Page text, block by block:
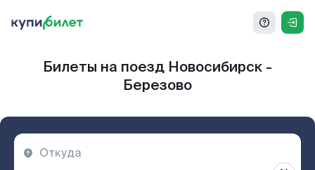
Билеты на поезд Новосибирск -
Березово